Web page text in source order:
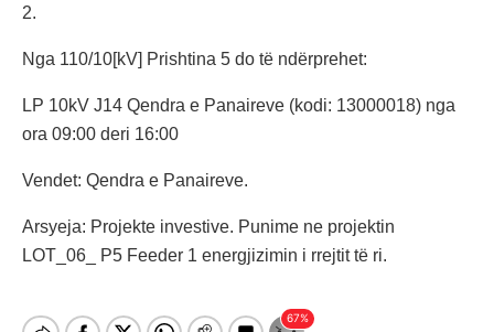
2.
Nga 110/10[kV] Prishtina 5 do të ndërprehet:
LP 10kV J14 Qendra e Panaireve (kodi: 13000018) nga
ora 09:00 deri 16:00
Vendet: Qendra e Panaireve.
Arsyeja: Projekte investive. Punime ne projektin
LOT_06_ P5 Feeder 1 energjizimin i rrejtit të ri.